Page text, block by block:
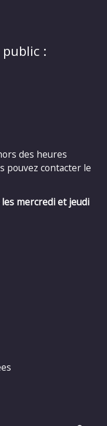
:
des heures
pouvez contacter le
mercredi et jeudi